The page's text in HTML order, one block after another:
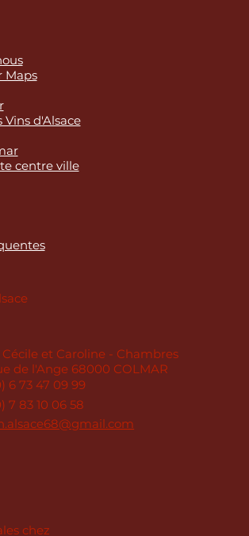
chez
Maps
Vins d'Alsace
centre ville
et Caroline - Chambres
de l'Ange 68000 COLMAR
6 73 47 09 99
7 83 10 06 58